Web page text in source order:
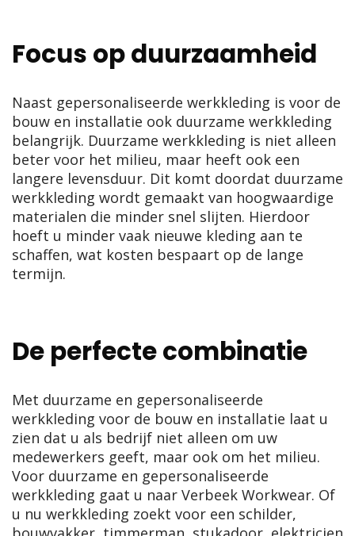
Focus op duurzaamheid
Naast gepersonaliseerde werkkleding is voor de
bouw en installatie ook duurzame werkkleding
belangrijk. Duurzame werkkleding is niet alleen
beter voor het milieu, maar heeft ook een
langere levensduur. Dit komt doordat duurzame
werkkleding wordt gemaakt van hoogwaardige
materialen die minder snel slijten. Hierdoor
hoeft u minder vaak nieuwe kleding aan te
schaffen, wat kosten bespaart op de lange
termijn.
De perfecte combinatie
Met duurzame en gepersonaliseerde
werkkleding voor de bouw en installatie laat u
zien dat u als bedrijf niet alleen om uw
medewerkers geeft, maar ook om het milieu.
Voor duurzame en gepersonaliseerde
werkkleding gaat u naar Verbeek Workwear. Of
u nu werkkleding zoekt voor een schilder,